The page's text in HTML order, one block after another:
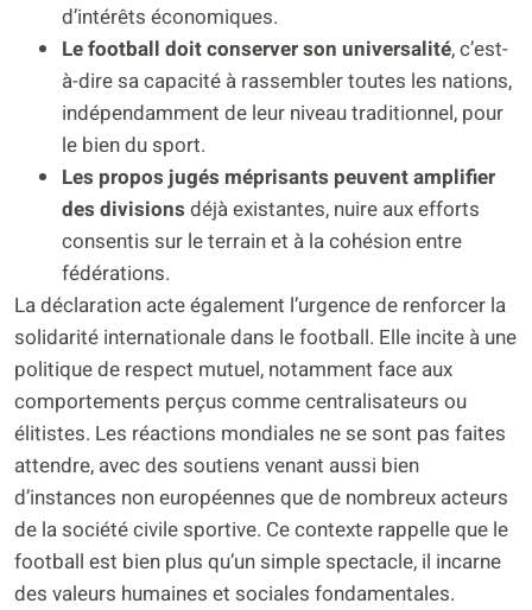
d’intérêts économiques.
Le football doit conserver son universalité, c’est-
à-dire sa capacité à rassembler toutes les nations,
indépendamment de leur niveau traditionnel, pour
le bien du sport.
Les propos jugés méprisants peuvent amplifier
des divisions déjà existantes, nuire aux efforts
consentis sur le terrain et à la cohésion entre
fédérations.
La déclaration acte également l’urgence de renforcer la
solidarité internationale dans le football. Elle incite à une
politique de respect mutuel, notamment face aux
comportements perçus comme centralisateurs ou
élitistes. Les réactions mondiales ne se sont pas faites
attendre, avec des soutiens venant aussi bien
d’instances non européennes que de nombreux acteurs
de la société civile sportive. Ce contexte rappelle que le
football est bien plus qu’un simple spectacle, il incarne
des valeurs humaines et sociales fondamentales.